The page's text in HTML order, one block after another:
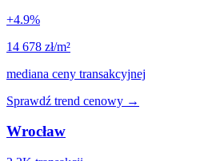
+4.9%
14 678 zł/m²
mediana ceny transakcyjnej
Sprawdź trend cenowy →
Wrocław